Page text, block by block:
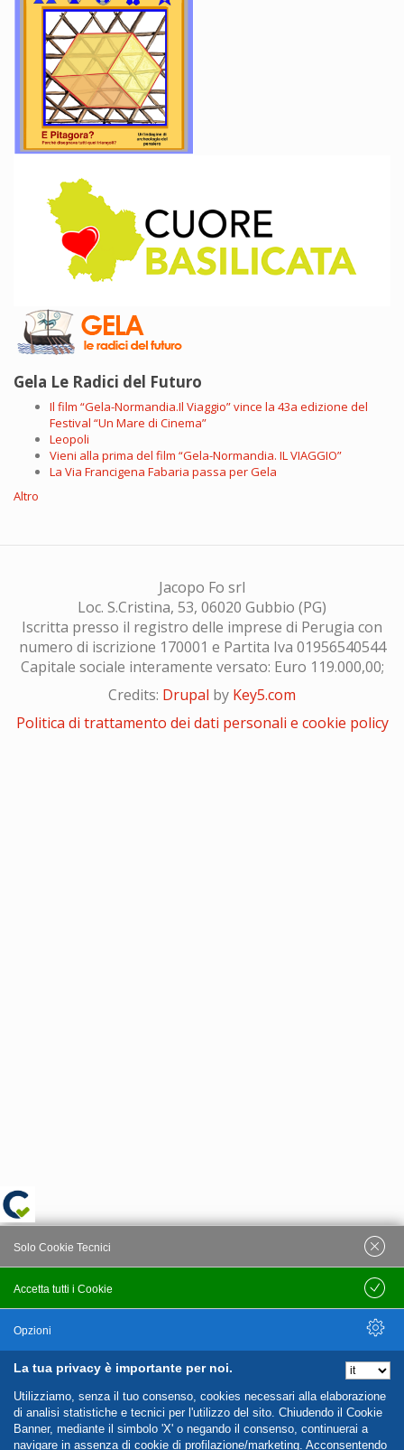
Gela Le Radici del Futuro
Il film “Gela-Normandia.Il Viaggio” vince la 43a edizione del
Festival “Un Mare di Cinema”
Leopoli
Vieni alla prima del film “Gela-Normandia. IL VIAGGIO”
La Via Francigena Fabaria passa per Gela
Altro
Jacopo Fo srl
Loc. S.Cristina, 53, 06020 Gubbio (PG)
Iscritta presso il registro delle imprese di Perugia con
numero di iscrizione 170001 e Partita Iva 01956540544
Capitale sociale interamente versato: Euro 119.000,00;
Credits: Drupal by Key5.com
Politica di trattamento dei dati personali e cookie policy
La tua privacy è importante per noi.
Utilizziamo, senza il tuo consenso, cookies necessari alla elaborazione
di analisi statistiche e tecnici per l'utilizzo del sito. Chiudendo il Cookie
Banner, mediante il simbolo 'X' o negando il consenso, continuerai a
navigare in assenza di cookie di profilazione/marketing. Acconsentendo
Accetta tutti i Cookie
Solo Cookie Tecnici
Salva
Opzioni
Nascondi Opzioni